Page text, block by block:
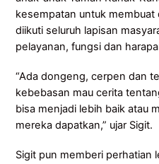
kesempatan untuk
diikuti seluruh lapisan
pelayanan, fungsi dan
“Ada dongeng, cerpen dan
kebebasan mau cerita
bisa menjadi lebih baik atau
mereka dapatkan,” ujar Sigit.
Sigit pun memberi perhatian